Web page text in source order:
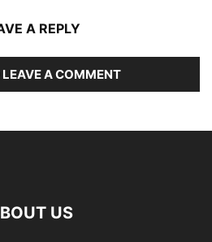
A REPLY
LEAVE A COMMENT
US